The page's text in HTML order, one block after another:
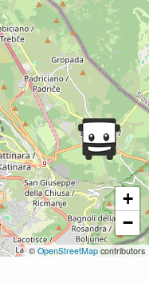
+
−
©OpenStreetMap contributors